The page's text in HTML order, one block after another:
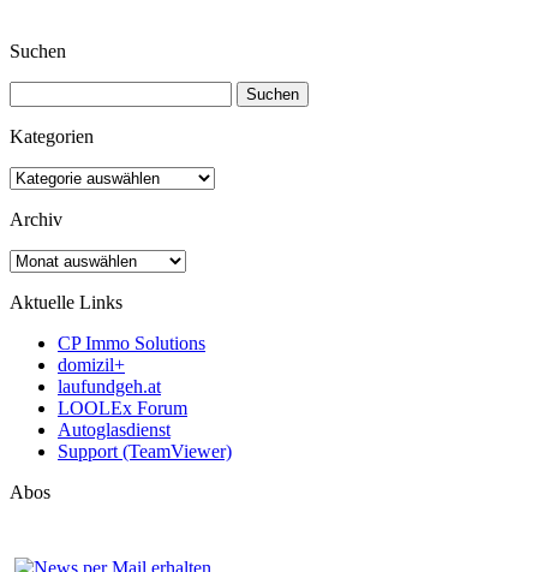
Suchen
nach:
Kategorien
Kategorien
Archiv
Archiv
Aktuelle Links
CP Immo Solutions
domizil+
laufundgeh.at
LOOLEx Forum
Autoglasdienst
Support (TeamViewer)
Abos